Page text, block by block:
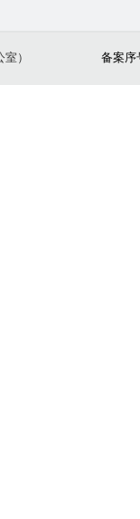
） 备案序